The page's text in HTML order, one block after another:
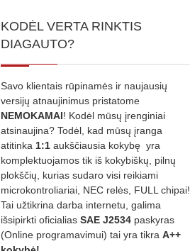
KODĖL VERTA RINKTIS
DIAGAUTO?
Savo klientais rūpinamės ir naujausių
versijų atnaujinimus pristatome
NEMOKAMAI! Kodėl mūsų įrenginiai
atsinaujina? Todėl, kad mūsų įranga
atitinka 1:1 aukščiausia kokybę yra
komplektuojamos tik iš kokybiškų, pilnų
plokščių, kurias sudaro visi reikiami
microkontroliariai, NEC relės, FULL chipai!
Tai užtikrina darba internetu, galima
išsipirkti oficialias SAE J2534 paskyras
(Online programavimui) tai yra tikra A++